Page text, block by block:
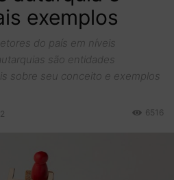
exemplos
do país em níveis
são entidades
sobre seu conceito e exemplos
6516